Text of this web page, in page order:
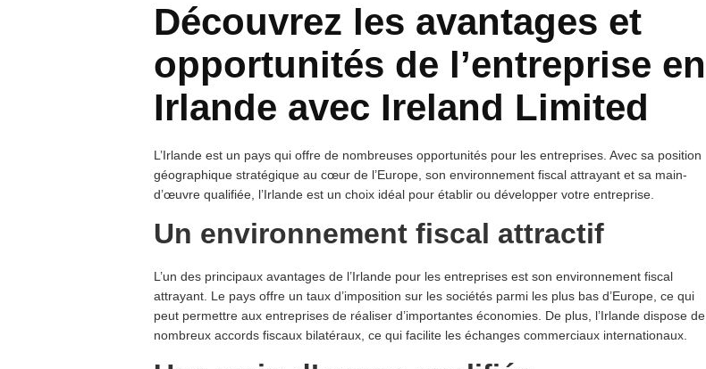
Découvrez les avantages et
opportunités de l’entreprise en
Irlande avec Ireland Limited
L’Irlande est un pays qui offre de nombreuses opportunités pour les entreprises. Avec sa position
géographique stratégique au cœur de l’Europe, son environnement fiscal attrayant et sa main-
d’œuvre qualifiée, l’Irlande est un choix idéal pour établir ou développer votre entreprise.
Un environnement fiscal attractif
L’un des principaux avantages de l’Irlande pour les entreprises est son environnement fiscal
attrayant. Le pays offre un taux d’imposition sur les sociétés parmi les plus bas d’Europe, ce qui
peut permettre aux entreprises de réaliser d’importantes économies. De plus, l’Irlande dispose de
nombreux accords fiscaux bilatéraux, ce qui facilite les échanges commerciaux internationaux.